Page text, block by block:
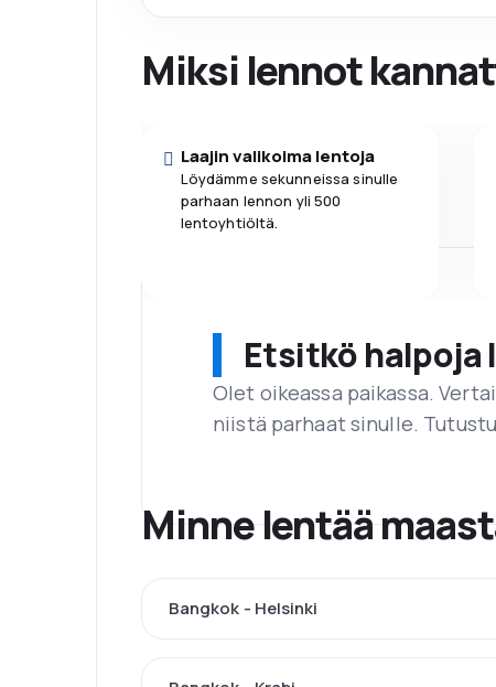
Miksi lennot
Laajin valikoima lentoja
Löydämme sekunneissa sinulle
parhaan lennon yli 500
lentoyhtiöltä.
Etsitkö halpoja
Olet oikeassa paikassa.
niistä parhaat sinulle.
Minne lentää
Bangkok - Helsinki